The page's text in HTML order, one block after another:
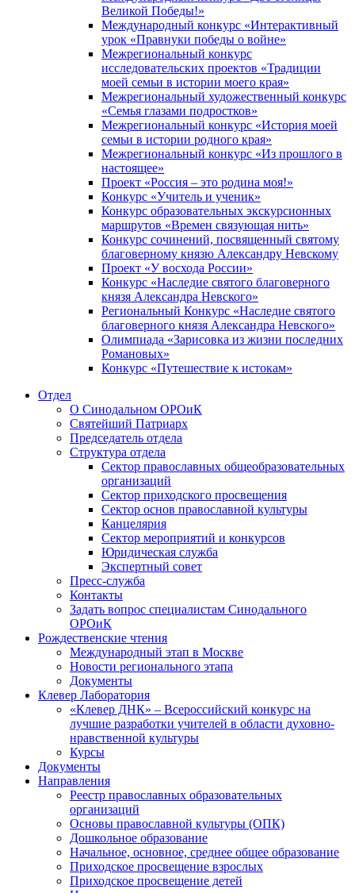
Великой Победы!»
Международный конкурс «Интерактивный
урок «Правнуки победы о войне»
Межрегиональный конкурс
исследовательских проектов «Традиции
моей семьи в истории моего края»
Межрегиональный художественный конкурс
«Семья глазами подростков»
Межрегиональный конкурс «История моей
семьи в истории родного края»
Межрегиональный конкурс «Из прошлого в
настоящее»
Проект «Россия – это родина моя!»
Конкурс «Учитель и ученик»
Конкурс образовательных экскурсионных
маршрутов «Времен связующая нить»
Конкурс сочинений, посвященный святому
благоверному князю Александру Невскому
Проект «У восхода России»
Конкурс «Наследие святого благоверного
князя Александра Невского»
Региональный Конкурс «Наследие святого
благоверного князя Александра Невского»
Олимпиада «Зарисовка из жизни последних
Романовых»
Конкурс «Путешествие к истокам»
Отдел
О Синодальном ОРОиК
Святейший Патриарх
Председатель отдела
Структура отдела
Сектор православных общеобразовательных
организаций
Сектор приходского просвещения
Сектор основ православной культуры
Канцелярия
Сектор мероприятий и конкурсов
Юридическая служба
Экспертный совет
Пресс-служба
Контакты
Задать вопрос специалистам Синодального
ОРОиК
Рождественские чтения
Международный этап в Москве
Новости регионального этапа
Документы
Клевер Лаборатория
«Клевер ДНК» – Всероссийский конкурс на
лучшие разработки учителей в области духовно-
нравственной культуры
Курсы
Документы
Направления
Реестр православных образовательных
организаций
Основы православной культуры (ОПК)
Дошкольное образование
Начальное, основное, среднее общее образование
Приходское просвещение взрослых
Приходское просвещение детей